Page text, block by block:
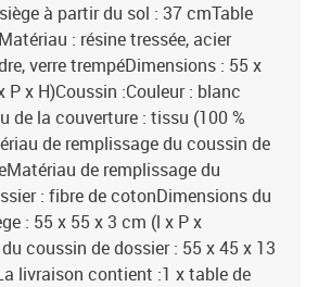
à partir du sol : 37 cmTable
: résine tressée, acier
verre trempéDimensions : 55 x
P x H)Coussin :Couleur : blanc
de la couverture : tissu (100 %
de remplissage du coussin de
de remplissage du
: fibre de cotonDimensions du
: 55 x 55 x 3 cm (l x P x
coussin de dossier : 55 x 45 x 13
livraison contient :1 x table de